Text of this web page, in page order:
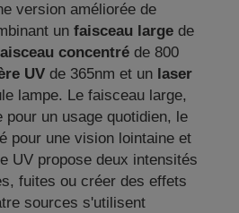
version améliorée de
un faisceau large de
concentré de 800
UV de 365nm et un laser
lampe. Le faisceau large,
pour un usage quotidien, le
pour une vision lointaine et
UV propose deux intensités
fuites ou créer des effets
sources s'utilisent